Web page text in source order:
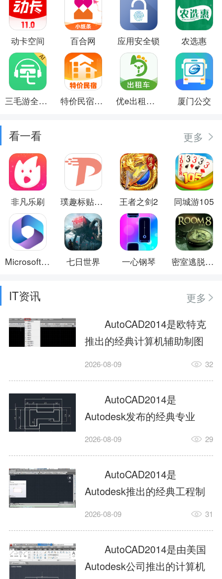
动卡空间 百合网 应用安全锁 农选惠
三毛游全球景点讲解语音导游 特价民宿预订 优e出租司机 厦门公交
看一看 更多
非凡乐刷 璞趣标贴打印 王者之剑2 同城游105
Microsoft 365 (Office) 七日世界 一心钢琴 密室逃脱8红色豪宅
IT资讯
更多
AutoCAD2014是欧特克
推出的经典计算机辅助制图
工具，主打稳定2D施工图绘
行业工程设计。版本新增图
纸标签页、实景地理地图、
协同设计交流模块，优化命
令行智能纠错与图层批量管
理，支持Win8触屏操作、点
云扫描数据导入，兼容各类
DWG图纸格式，文件互通...
2026-08-09 32
AutoCAD2014是
Autodesk发布的经典专业
CAD制图设计软件，是工程
绘图工具。软件专注精准二
维绘图、图纸编辑、参数化
设计及基础三维建模，广泛
应用于建筑设计、机械制
造、土木工程、室内设计等
多个行业。软件优化绘图流
畅度与文件兼容性，支持参
2026-08-09 29
AutoCAD2014是
Autodesk推出的经典工程制
图设计软件，主打高效精准
建模作业，适配建筑、机
械、市政、室内设计等多行
业场景。软件优化运行机制
2026-08-09 31
AutoCAD2014是由美国
Autodesk公司推出的计算机